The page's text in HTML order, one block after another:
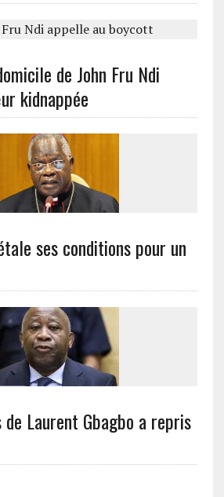
de John Fru Ndi
kidnappée
ses conditions pour un
de Laurent Gbagbo a repris